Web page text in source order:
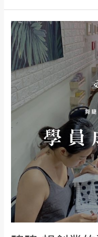
創
業
成
本
低
也
容
易
學
習
美
科
班
招
生
瑋
瑋
想
創
業
的
決
心
創
心，
舞
睫
教
學